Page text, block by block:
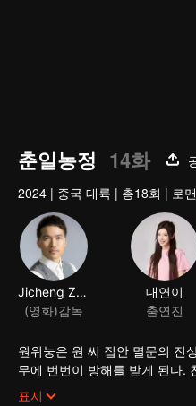
춘일농정 14화
2024 | 중국 대륙 | 총18회 | 로
Jicheng Zou
(영화)감독
대연이
출연진
원위눙은 원 씨 집안 멸문의 진
무에 번번이 방해를 받게 된다.
속 주위를 맴도는 동안 정이 더
표시